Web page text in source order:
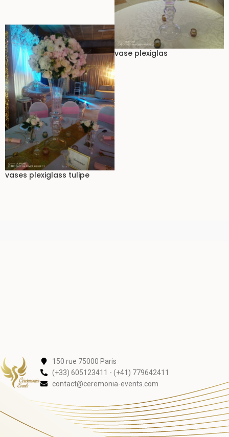
vase plexiglas
vases plexiglass tulipe
150 rue 75000 Paris
(+33) 605123411 - (+41) 779642411
contact@ceremonia-events.com